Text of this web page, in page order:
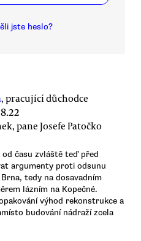
jste heslo?
, pracující důchodce
pane Josefe Patočko
od času zvláště teď před
argumenty proti odsunu
tedy na dosavadním
lázním na Kopečné.
výhod rekonstrukce a
budování nádraží zcela